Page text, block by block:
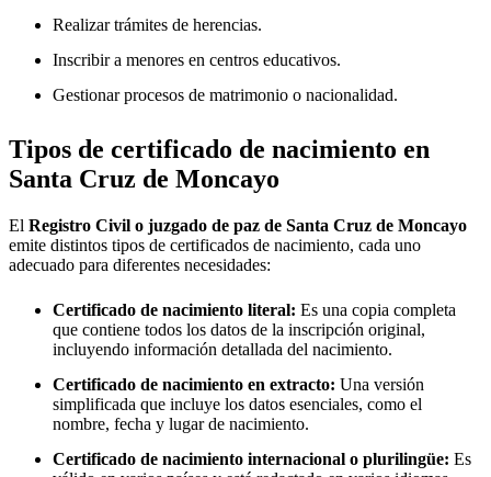
Realizar trámites de herencias.
Inscribir a menores en centros educativos.
Gestionar procesos de matrimonio o nacionalidad.
Tipos de certificado de nacimiento en
Santa Cruz de Moncayo
El Registro Civil o juzgado de paz de Santa Cruz de Moncayo
emite distintos tipos de certificados de nacimiento, cada uno
adecuado para diferentes necesidades:
Certificado de nacimiento literal: Es una copia completa
que contiene todos los datos de la inscripción original,
incluyendo información detallada del nacimiento.
Certificado de nacimiento en extracto: Una versión
simplificada que incluye los datos esenciales, como el
nombre, fecha y lugar de nacimiento.
Certificado de nacimiento internacional o plurilingüe: Es